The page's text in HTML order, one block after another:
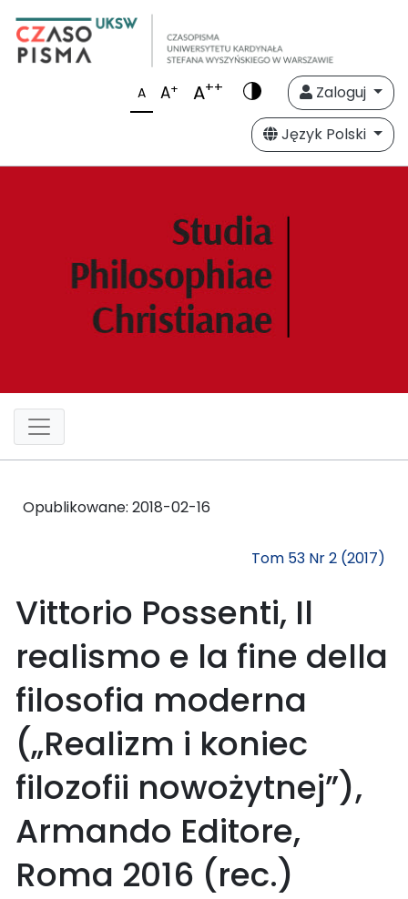
A A+ A++
Zaloguj
Język Polski
Opublikowane: 2018-02-16
Tom 53 Nr 2 (2017)
Vittorio Possenti, Il
realismo e la fine della
filosofia moderna
(„Realizm i koniec
filozofii nowożytnej”),
Armando Editore,
Roma 2016 (rec.)